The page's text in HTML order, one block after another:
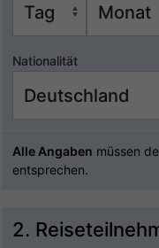
Nationalität
Alle Angaben müssen
entsprechen.
2.